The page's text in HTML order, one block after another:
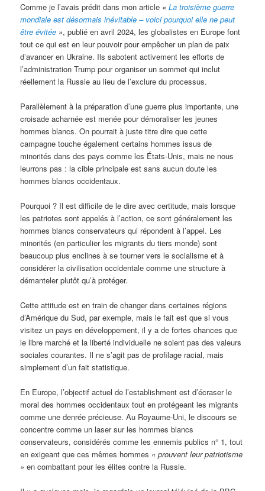
Comme je l’avais prédit dans mon article «La troisième guerre
mondiale est désormais inévitable – voici pourquoi elle ne peut
être évitée », publié en avril 2024, les globalistes en Europe font
tout ce qui est en leur pouvoir pour empêcher un plan de paix
d’avancer en Ukraine. Ils sabotent activement les efforts de
l’administration Trump pour organiser un sommet qui inclut
réellement la Russie au lieu de l’exclure du processus.
Parallèlement à la préparation d’une guerre plus importante, une
croisade acharnée est menée pour démoraliser les jeunes
hommes blancs. On pourrait à juste titre dire que cette
campagne touche également certains hommes issus de
minorités dans des pays comme les États-Unis, mais ne nous
leurrons pas : la cible principale est sans aucun doute les
hommes blancs occidentaux.
Pourquoi ? Il est difficile de le dire avec certitude, mais lorsque
les patriotes sont appelés à l’action, ce sont généralement les
hommes blancs conservateurs qui répondent à l’appel. Les
minorités (en particulier les migrants du tiers monde) sont
beaucoup plus enclines à se tourner vers le socialisme et à
considérer la civilisation occidentale comme une structure à
démanteler plutôt qu’à protéger.
Cette attitude est en train de changer dans certaines régions
d’Amérique du Sud, par exemple, mais le fait est que si vous
visitez un pays en développement, il y a de fortes chances que
le libre marché et la liberté individuelle ne soient pas des valeurs
sociales courantes. Il ne s’agit pas de profilage racial, mais
simplement d’un fait statistique.
En Europe, l’objectif actuel de l’establishment est d’écraser le
moral des hommes occidentaux tout en protégeant les migrants
comme une denrée précieuse. Au Royaume-Uni, le discours se
concentre comme un laser sur les hommes blancs
conservateurs, considérés comme les ennemis publics n° 1, tout
en exigeant que ces mêmes hommes « prouvent leur patriotisme
» en combattant pour les élites contre la Russie.